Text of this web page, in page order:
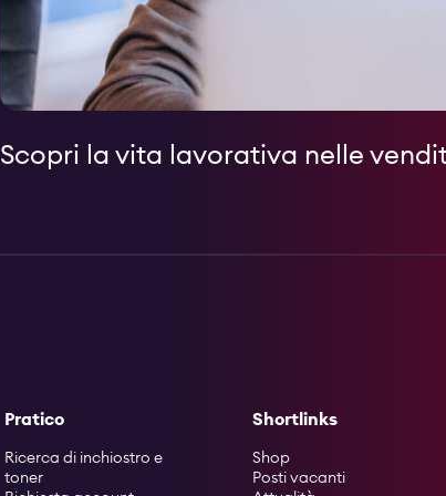
Scopri la vita lavorativa nelle
Pratico
Ricerca di inchiostro e
toner
Shortlinks
Shop
Posti vacanti